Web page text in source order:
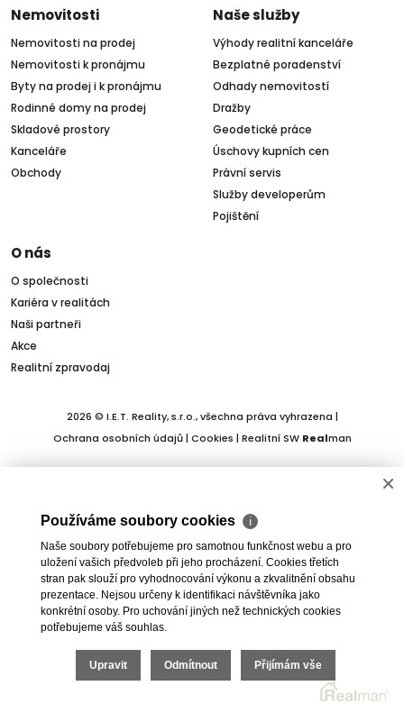
Nemovitosti
Nemovitosti na prodej
Nemovitosti k pronájmu
Byty na prodej i k pronájmu
Rodinné domy na prodej
Skladové prostory
Kanceláře
Obchody
Naše služby
Výhody realitní kanceláře
Bezplatné poradenství
Odhady nemovitostí
Dražby
Geodetické práce
Úschovy kupních cen
Právní servis
Služby developerům
Pojištění
O nás
O společnosti
Kariéra v realitách
Naši partneři
Akce
Realitní zpravodaj
2026 © I.E.T. Reality, s.r.o., všechna práva vyhrazena |
Ochrana osobních údajů| Cookies | Realitní SW Realman
×
Používáme soubory cookies ℹ
Naše soubory potřebujeme pro samotnou funkčnost webu a pro
uložení vašich předvoleb při jeho procházení. Cookies třetích
stran pak slouží pro vyhodnocování výkonu a zkvalitnění obsahu
prezentace. Nejsou určeny k identifikaci návštěvníka jako
konkrétní osoby. Pro uchování jiných než technických cookies
potřebujeme váš souhlas.
Upravit Odmítnout Přijímám vše